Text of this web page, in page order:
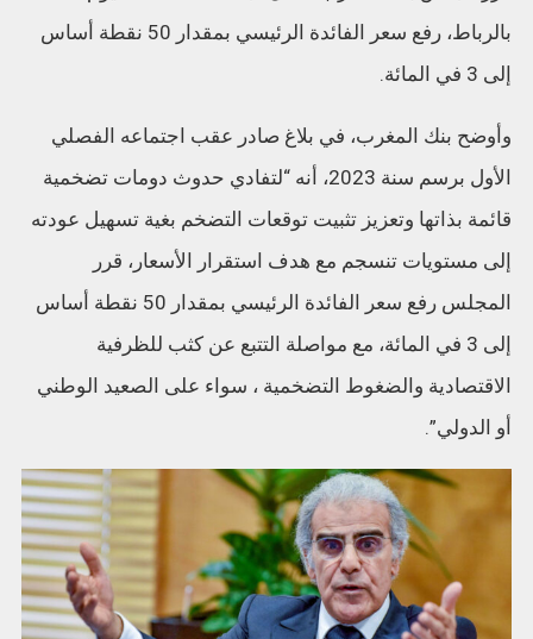
بالرباط، رفع سعر الفائدة الرئيسي بمقدار 50 نقطة أساس
إلى 3 في المائة.
وأوضح بنك المغرب، في بلاغ صادر عقب اجتماعه الفصلي
الأول برسم سنة 2023، أنه “لتفادي حدوث دومات تضخمية
قائمة بذاتها وتعزيز تثبيت توقعات التضخم بغية تسهيل عودته
إلى مستويات تنسجم مع هدف استقرار الأسعار، قرر
المجلس رفع سعر الفائدة الرئيسي بمقدار 50 نقطة أساس
إلى 3 في المائة، مع مواصلة التتبع عن كثب للظرفية
الاقتصادية والضغوط التضخمية ، سواء على الصعيد الوطني
أو الدولي”.